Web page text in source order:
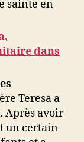
sainte en
dans
Teresa a
Après avoir
un certain